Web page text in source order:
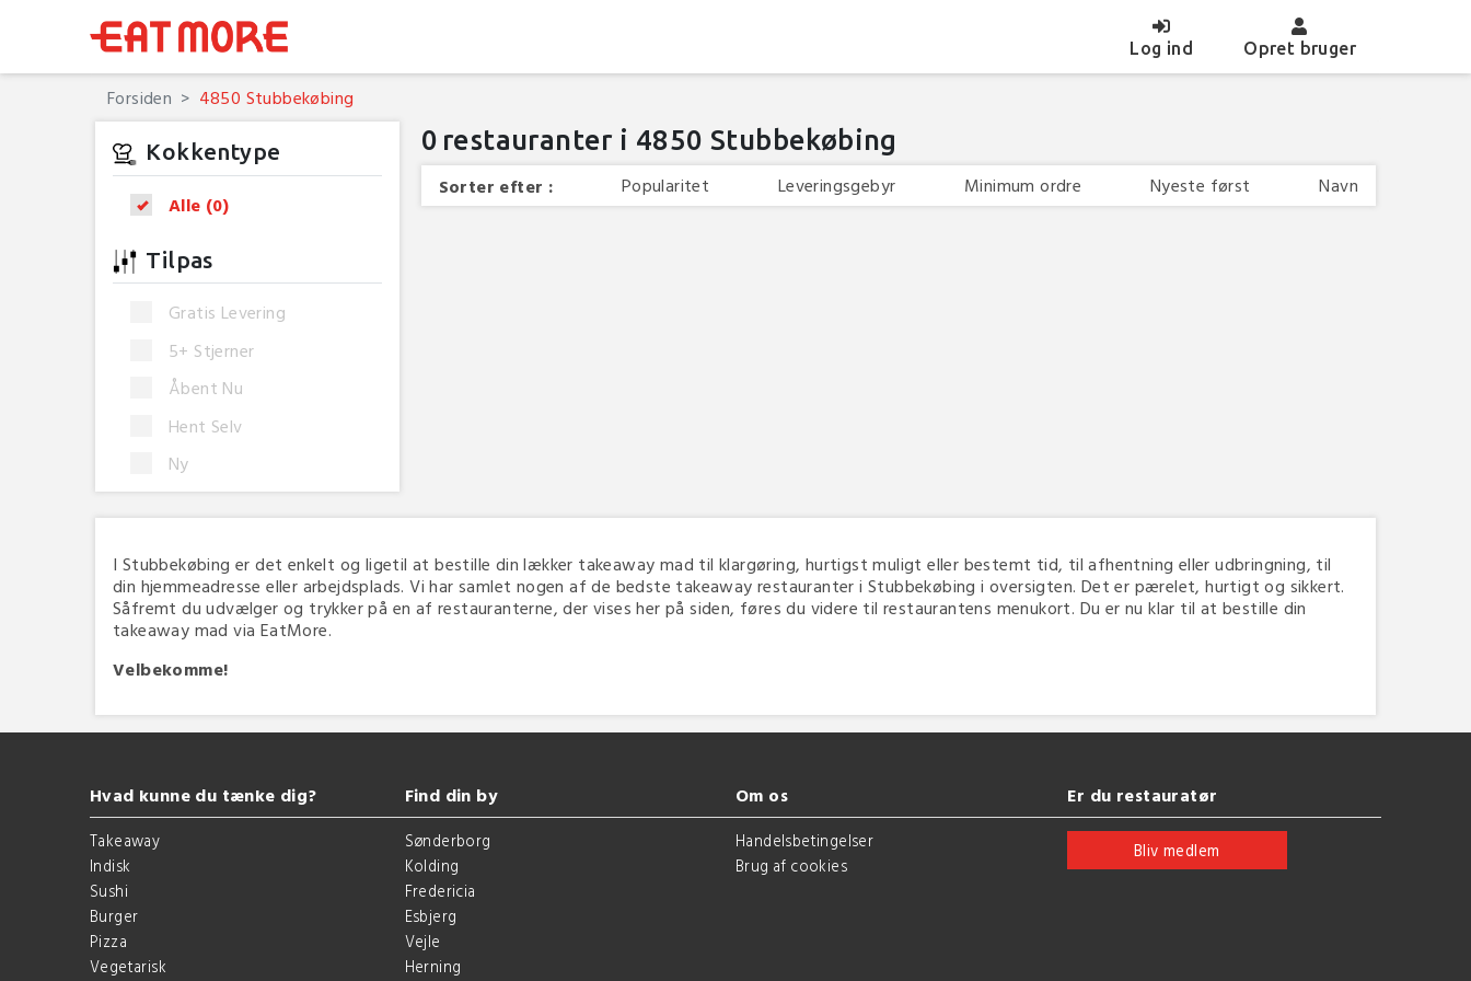
Log ind (current)Opret bruger
Forsiden 4850 Stubbekøbing
Kokkentype
Alle (0)
Tilpas
Gratis Levering
5+ Stjerner
Åbent Nu
Hent Selv
Ny
0 restauranter i 4850 Stubbekøbing
Sorter efter : Popularitet Leveringsgebyr Minimum ordre Nyeste først Navn
I Stubbekøbing er det enkelt og ligetil at bestille din lækker takeaway mad til klargøring, hurtigst muligt eller bestemt tid, til afhentning eller udbringning, til
din hjemmeadresse eller arbejdsplads. Vi har samlet nogen af de bedste takeaway restauranter i Stubbekøbing i oversigten. Det er pærelet, hurtigt og sikkert.
Såfremt du udvælger og trykker på en af restauranterne, der vises her på siden, føres du videre til restaurantens menukort. Du er nu klar til at bestille din
takeaway mad via EatMore.
Velbekomme!
Hvad kunne du tænke dig?
Takeaway
Indisk
Sushi
Burger
Pizza
Vegetarisk
Find din by
Sønderborg
Kolding
Fredericia
Esbjerg
Vejle
Herning
Om os
Handelsbetingelser
Brug af cookies
Er du restauratør
Bliv medlem